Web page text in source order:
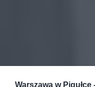
Warszawa w Pigułce